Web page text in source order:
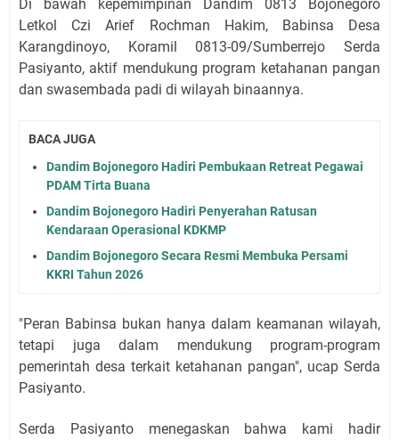
Di bawah kepemimpinan Dandim 0813 Bojonegoro
Letkol Czi Arief Rochman Hakim, Babinsa Desa
Karangdinoyo, Koramil 0813-09/Sumberrejo Serda
Pasiyanto, aktif mendukung program ketahanan pangan
dan swasembada padi di wilayah binaannya.
BACA JUGA
Dandim Bojonegoro Hadiri Pembukaan Retreat Pegawai
PDAM Tirta Buana
Dandim Bojonegoro Hadiri Penyerahan Ratusan
Kendaraan Operasional KDKMP
Dandim Bojonegoro Secara Resmi Membuka Persami
KKRI Tahun 2026
"Peran Babinsa bukan hanya dalam keamanan wilayah,
tetapi juga dalam mendukung program-program
pemerintah desa terkait ketahanan pangan", ucap Serda
Pasiyanto.
Serda Pasiyanto menegaskan bahwa kami hadir